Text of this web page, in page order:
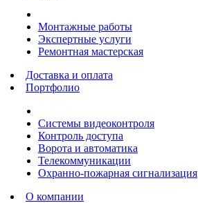
Монтажные работы
Экспертные услуги
Ремонтная мастерская
Доставка и оплата
Портфолио
Системы видеоконтроля
Контроль доступа
Ворота и автоматика
Телекоммуникации
Охранно-пожарная сигнализация
О компании